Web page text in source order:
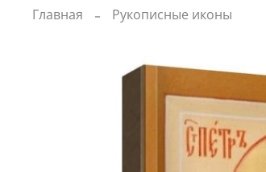
Главная Рукописные иконы